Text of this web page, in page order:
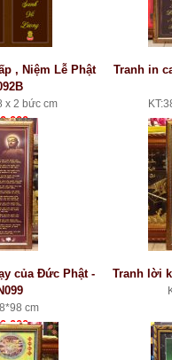
, Niệm Lễ Phật
x 2 bức cm
Tranh in
của Đức Phật -
cm
Tranh lời